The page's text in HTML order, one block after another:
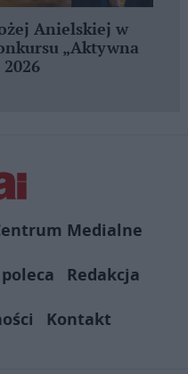
Anielskiej w
„Aktywna
Medialne
Redakcja
Kontakt